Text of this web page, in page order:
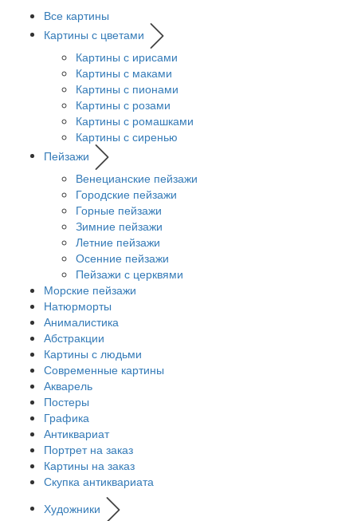
Все картины
Картины с цветами
Картины с ирисами
Картины с маками
Картины с пионами
Картины с розами
Картины с ромашками
Картины с сиренью
Пейзажи
Венецианские пейзажи
Городские пейзажи
Горные пейзажи
Зимние пейзажи
Летние пейзажи
Осенние пейзажи
Пейзажи с церквями
Морские пейзажи
Натюрморты
Анималистика
Абстракции
Картины с людьми
Современные картины
Акварель
Постеры
Графика
Антиквариат
Портрет на заказ
Картины на заказ
Скупка антиквариата
Художники